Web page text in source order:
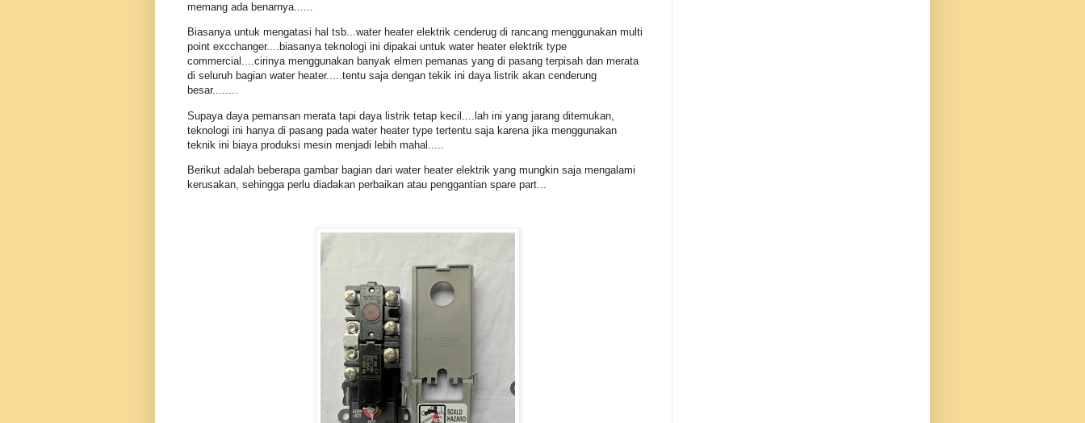
memang ada benarnya......
Biasanya untuk mengatasi hal tsb...water heater elektrik cenderug di rancang menggunakan multi
point excchanger....biasanya teknologi ini dipakai untuk water heater elektrik type
commercial....cirinya menggunakan banyak elmen pemanas yang di pasang terpisah dan merata
di seluruh bagian water heater.....tentu saja dengan tekik ini daya listrik akan cenderung
besar........
Supaya daya pemansan merata tapi daya listrik tetap kecil....lah ini yang jarang ditemukan,
teknologi ini hanya di pasang pada water heater type tertentu saja karena jika menggunakan
teknik ini biaya produksi mesin menjadi lebih mahal.....
Berikut adalah beberapa gambar bagian dari water heater elektrik yang mungkin saja mengalami
kerusakan, sehingga perlu diadakan perbaikan atau penggantian spare part...